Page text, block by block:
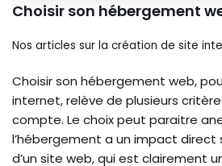
Choisir son hébergement
Nos articles sur la création de site
Choisir son hébergement web,
internet, relève de plusieurs
compte. Le choix peut paraitre
l’hébergement a un impact direct
d’un site web, qui est clairement